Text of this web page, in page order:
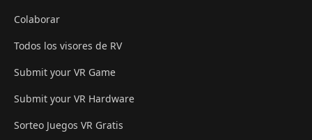
Colaborar
Todos los visores de RV
Submit your VR Game
Submit your VR Hardware
Sorteo Juegos VR Gratis